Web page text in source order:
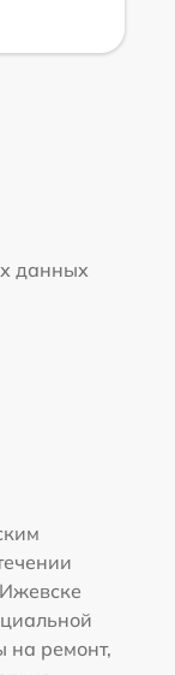
данных
на ремонт,